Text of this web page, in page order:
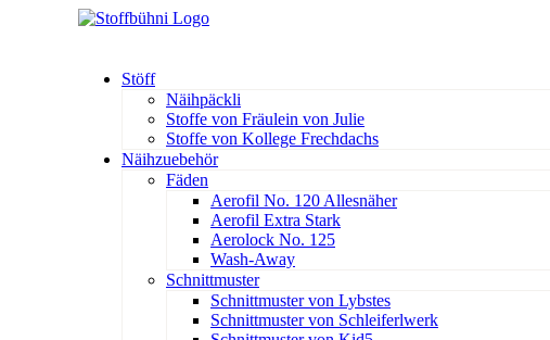
Stöff
Näihpäckli
Stoffe von Fräulein von Julie
Stoffe von Kollege Frechdachs
Näihzuebehör
Fäden
Aerofil No. 120 Allesnäher
Aerofil Extra Stark
Aerolock No. 125
Wash-Away
Schnittmuster
Schnittmuster von Lybstes
Schnittmuster von Schleiferlwerk